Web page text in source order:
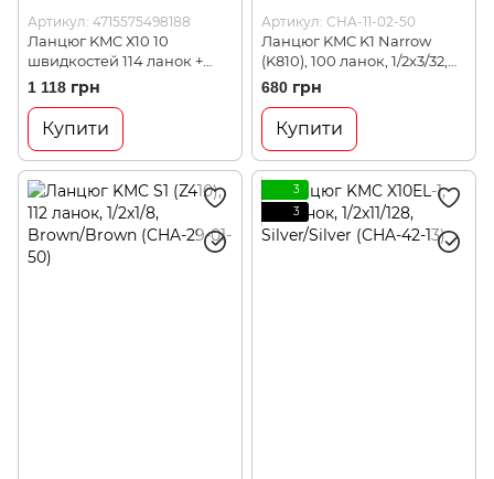
Артикул: 4715575498188
Ланцюг KMC Х10 10
швидкостей 114 ланок +
замок (OEM)
1 118 грн
Купити
Артикул: CHA-11-02-50
Ланцюг KMC K1 Narrow
(K810), 100 ланок, 1/2x3/32,
Silver/Silver (CHA-11-02-50)
680 грн
Купити
3
3